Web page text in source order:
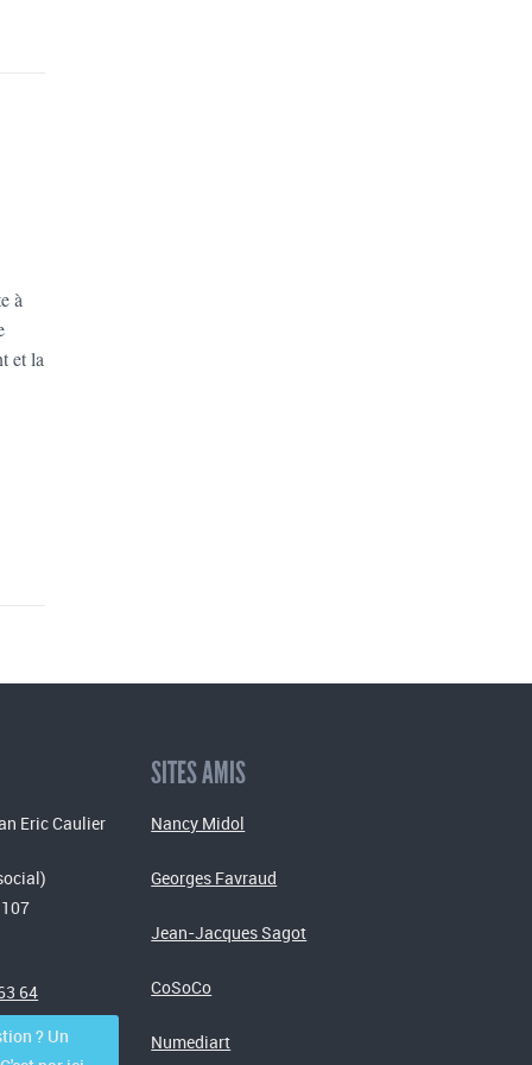
à
et la
Eric Caulier
64
? Un
SITES AMIS
Nancy Midol
Georges Favraud
Jean-Jacques Sagot
CoSoCo
Numediart